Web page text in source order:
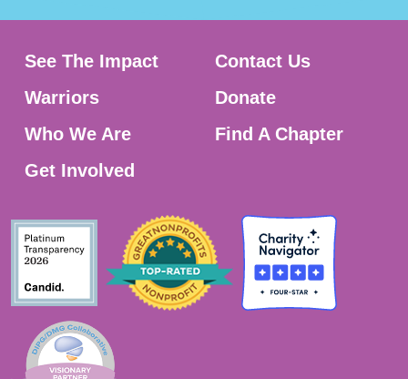
See The Impact
Warriors
Who We Are
Get Involved
Contact Us
Donate
Find A Chapter